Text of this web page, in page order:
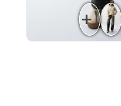
اکسسوری مردانه
+1